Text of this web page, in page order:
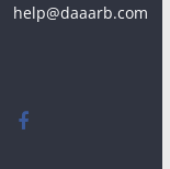
help@daaarb.com